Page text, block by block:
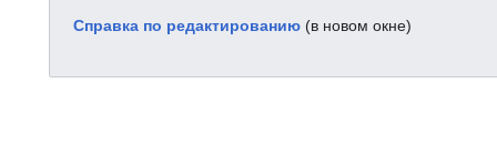
Справка по редактированию (в новом окне)